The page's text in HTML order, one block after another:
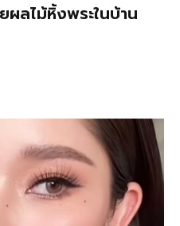
ผลไม้หิ้งพระในบ้าน